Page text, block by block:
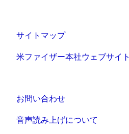
サイトマップ
米ファイザー本社ウェブサイト
お問い合わせ
音声読み上げについて